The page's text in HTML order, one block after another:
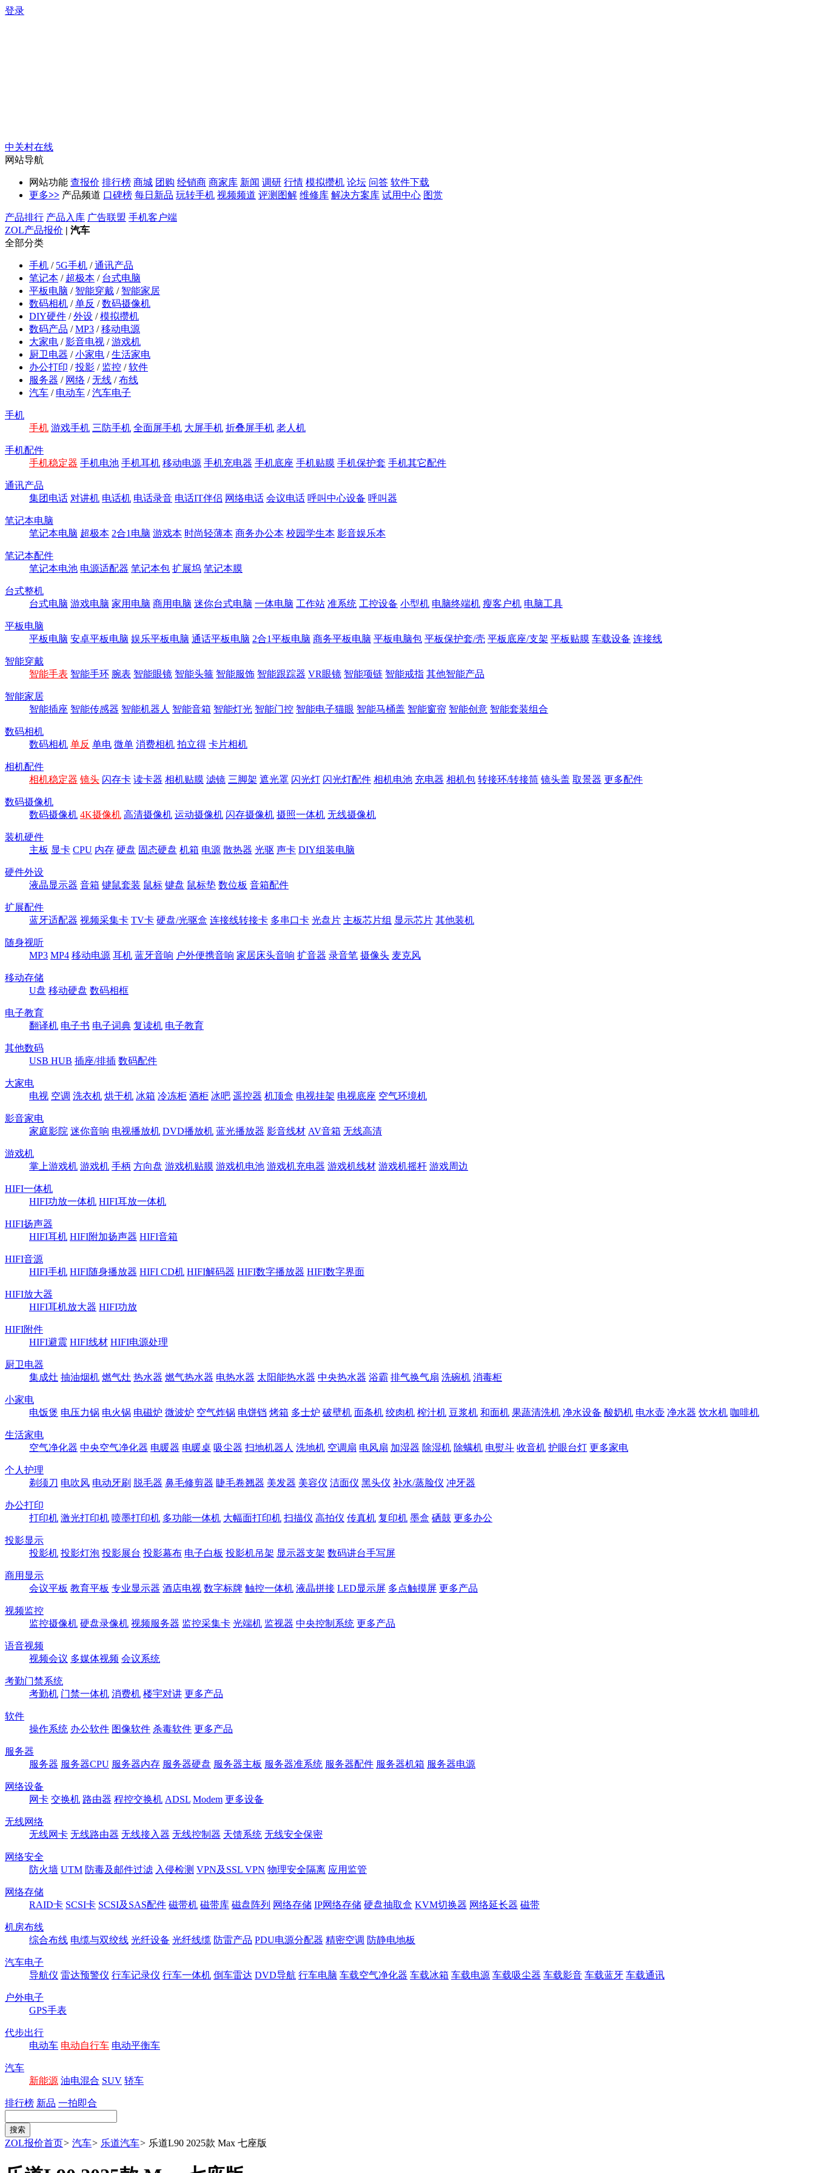
登录
中关村在线
网站导航
网站功能 查报价 排行榜 商城 团购 经销商 商家库 新闻 调研 行情 模拟攒机 论坛 问答 软件下载
更多>> 产品频道 口碑榜 每日新品 玩转手机 视频频道 评测图解 维修库 解决方案库 试用中心 图赏
产品排行 产品入库 广告联盟 手机客户端
ZOL产品报价 | 汽车
全部分类
手机 / 5G手机 /通讯产品
笔记本 / 超极本 / 台式电脑
平板电脑 / 智能穿戴 / 智能家居
数码相机 /单反 /数码摄像机
DIY硬件 /外设 /模拟攒机
数码产品 /MP3 /移动电源
大家电 /影音电视 /游戏机
厨卫电器 /小家电 /生活家电
办公打印 /投影 / 监控 /软件
服务器 / 网络 /无线 /布线
汽车 / 电动车 /汽车电子
手机
手机 游戏手机 三防手机 全面屏手机 大屏手机 折叠屏手机 老人机
手机配件
手机稳定器 手机电池 手机耳机 移动电源 手机充电器 手机底座 手机贴膜 手机保护套 手机其它配件
通讯产品
集团电话 对讲机 电话机 电话录音 电话IT伴侣 网络电话 会议电话 呼叫中心设备 呼叫器
笔记本电脑
笔记本电脑 超极本 2合1电脑 游戏本 时尚轻薄本 商务办公本 校园学生本 影音娱乐本
笔记本配件
笔记本电池 电源适配器 笔记本包 扩展坞 笔记本膜
台式整机
台式电脑 游戏电脑 家用电脑 商用电脑 迷你台式电脑 一体电脑 工作站 准系统 工控设备 小型机 电脑终端机 瘦客户机 电脑工具
平板电脑
平板电脑 安卓平板电脑 娱乐平板电脑 通话平板电脑 2合1平板电脑 商务平板电脑 平板电脑包 平板保护套/壳 平板底座/支架 平板贴膜 车载设备 连接线
智能穿戴
智能手表 智能手环 腕表 智能眼镜 智能头箍 智能服饰 智能跟踪器 VR眼镜 智能项链 智能戒指 其他智能产品
智能家居
智能插座 智能传感器 智能机器人 智能音箱 智能灯光 智能门控 智能电子猫眼 智能马桶盖 智能窗帘 智能创意 智能套装组合
数码相机
数码相机 单反 单电 微单 消费相机 拍立得 卡片相机
相机配件
相机稳定器 镜头 闪存卡 读卡器 相机贴膜 滤镜 三脚架 遮光罩 闪光灯 闪光灯配件 相机电池 充电器 相机包 转接环/转接筒 镜头盖 取景器 更多配件
数码摄像机
数码摄像机 4K摄像机 高清摄像机 运动摄像机 闪存摄像机 摄照一体机 无线摄像机
装机硬件
主板 显卡 CPU 内存 硬盘 固态硬盘 机箱 电源 散热器 光驱 声卡 DIY组装电脑
硬件外设
液晶显示器 音箱 键鼠套装 鼠标 键盘 鼠标垫 数位板 音箱配件
扩展配件
蓝牙适配器 视频采集卡 TV卡 硬盘/光驱盒 连接线转接卡 多串口卡 光盘片 主板芯片组 显示芯片 其他装机
随身视听
MP3 MP4 移动电源 耳机 蓝牙音响 户外便携音响 家居床头音响 扩音器 录音笔 摄像头 麦克风
移动存储
U盘 移动硬盘 数码相框
电子教育
翻译机 电子书 电子词典 复读机 电子教育
其他数码
USB HUB 插座/排插 数码配件
大家电
电视 空调 洗衣机 烘干机 冰箱 冷冻柜 酒柜 冰吧 遥控器 机顶盒 电视挂架 电视底座 空气环境机
影音家电
家庭影院 迷你音响 电视播放机 DVD播放机 蓝光播放器 影音线材 AV音箱 无线高清
游戏机
掌上游戏机 游戏机 手柄 方向盘 游戏机贴膜 游戏机电池 游戏机充电器 游戏机线材 游戏机摇杆 游戏周边
HIFI一体机
HIFI功放一体机 HIFI耳放一体机
HIFI扬声器
HIFI耳机 HIFI附加扬声器 HIFI音箱
HIFI音源
HIFI手机 HIFI随身播放器 HIFI CD机 HIFI解码器 HIFI数字播放器 HIFI数字界面
HIFI放大器
HIFI耳机放大器 HIFI功放
HIFI附件
HIFI避震 HIFI线材 HIFI电源处理
厨卫电器
集成灶 抽油烟机 燃气灶 热水器 燃气热水器 电热水器 太阳能热水器 中央热水器 浴霸 排气换气扇 洗碗机 消毒柜
小家电
电饭煲 电压力锅 电火锅 电磁炉 微波炉 空气炸锅 电饼铛 烤箱 多士炉 破壁机 面条机 绞肉机 榨汁机 豆浆机 和面机 果蔬清洗机 净水设备 酸奶机 电水壶 净水器 饮水机 咖啡机
生活家电
空气净化器 中央空气净化器 电暖器 电暖桌 吸尘器 扫地机器人 洗地机 空调扇 电风扇 加湿器 除湿机 除螨机 电熨斗 收音机 护眼台灯 更多家电
个人护理
剃须刀 电吹风 电动牙刷 脱毛器 鼻毛修剪器 睫毛卷翘器 美发器 美容仪 洁面仪 黑头仪 补水/蒸脸仪 冲牙器
办公打印
打印机 激光打印机 喷墨打印机 多功能一体机 大幅面打印机 扫描仪 高拍仪 传真机 复印机 墨盒 硒鼓 更多办公
投影显示
投影机 投影灯泡 投影展台 投影幕布 电子白板 投影机吊架 显示器支架 数码讲台手写屏
商用显示
会议平板 教育平板 专业显示器 酒店电视 数字标牌 触控一体机 液晶拼接 LED显示屏 多点触摸屏 更多产品
视频监控
监控摄像机 硬盘录像机 视频服务器 监控采集卡 光端机 监视器 中央控制系统 更多产品
语音视频
视频会议 多媒体视频 会议系统
考勤门禁系统
考勤机 门禁一体机 消费机 楼宇对讲 更多产品
软件
操作系统 办公软件 图像软件 杀毒软件 更多产品
服务器
服务器 服务器CPU 服务器内存 服务器硬盘 服务器主板 服务器准系统 服务器配件 服务器机箱 服务器电源
网络设备
网卡 交换机 路由器 程控交换机 ADSL Modem 更多设备
无线网络
无线网卡 无线路由器 无线接入器 无线控制器 天馈系统 无线安全保密
网络安全
防火墙 UTM 防毒及邮件过滤 入侵检测 VPN及SSL VPN 物理安全隔离 应用监管
网络存储
RAID卡 SCSI卡 SCSI及SAS配件 磁带机 磁带库 磁盘阵列 网络存储 IP网络存储 硬盘抽取盒 KVM切换器 网络延长器 磁带
机房布线
综合布线 电缆与双绞线 光纤设备 光纤线缆 防雷产品 PDU电源分配器 精密空调 防静电地板
汽车电子
导航仪 雷达预警仪 行车记录仪 行车一体机 倒车雷达 DVD导航 行车电脑 车载空气净化器 车载冰箱 车载电源 车载吸尘器 车载影音 车载蓝牙 车载通讯
户外电子
GPS手表
代步出行
电动车 电动自行车 电动平衡车
汽车
新能源 油电混合 SUV 轿车
排行榜 新品 一拍即合
ZOL报价首页> 汽车> 乐道汽车> 乐道L90 2025款 Max 七座版